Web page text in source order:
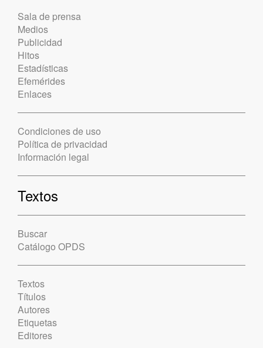
Sala de prensa
Medios
Publicidad
Hitos
Estadísticas
Efemérides
Enlaces
Condiciones de uso
Política de privacidad
Información legal
Textos
Buscar
Catálogo OPDS
Textos
Títulos
Autores
Etiquetas
Editores